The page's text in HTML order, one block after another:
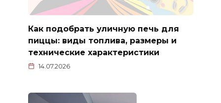
Как подобрать уличную печь для
пиццы: виды топлива, размеры и
технические характеристики
14.07.2026